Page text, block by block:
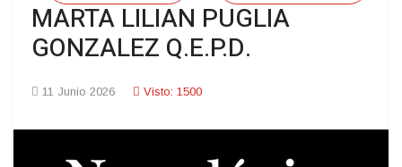
MARTA LILIAN PUGLIA
GONZALEZ Q.E.P.D.
11 Junio 2026 Visto: 1500